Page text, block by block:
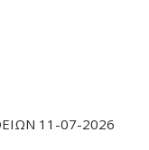
11-07-2026